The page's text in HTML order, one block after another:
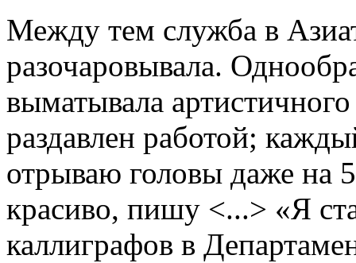
Между тем служба в
разочаровывала.
выматывала
раздавлен работой;
отрываю головы даже на
красиво, пишу <...> «Я
каллиграфов в